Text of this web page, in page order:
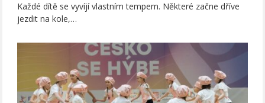
Každé dítě se vyvíjí vlastním tempem. Některé začne dříve
jezdit na kole,…